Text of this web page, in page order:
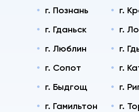
г. Познань
г.
г. Гданьск
г.
г. Люблин
г.
г. Сопот
г.
г. Быдгощ
г.
г. Гамильтон
г.